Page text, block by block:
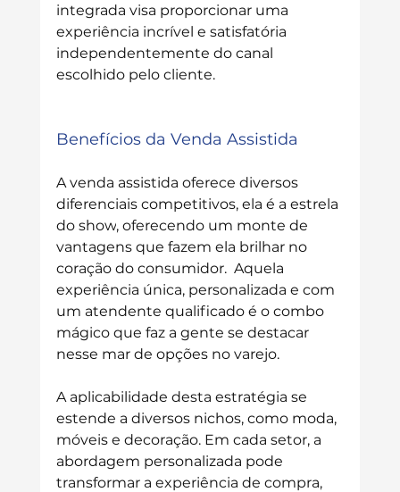
integrada visa proporcionar uma
experiência incrível e satisfatória
independentemente do canal
escolhido pelo cliente.
Benefícios da Venda Assistida
A venda assistida oferece diversos
diferenciais competitivos, ela é a estrela
do show, oferecendo um monte de
vantagens que fazem ela brilhar no
coração do consumidor. Aquela
experiência única, personalizada e com
um atendente qualificado é o combo
mágico que faz a gente se destacar
nesse mar de opções no varejo.
A aplicabilidade desta estratégia se
estende a diversos nichos, como moda,
móveis e decoração. Em cada setor, a
abordagem personalizada pode
transformar a experiência de compra,